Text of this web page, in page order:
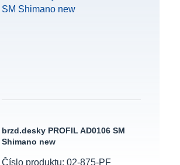
brzd.desky PROFIL AD0106 SM
Shimano new
Číslo produktu: 02-875-PF